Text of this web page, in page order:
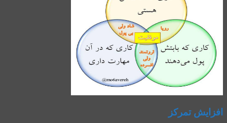
افزایش تمرکز